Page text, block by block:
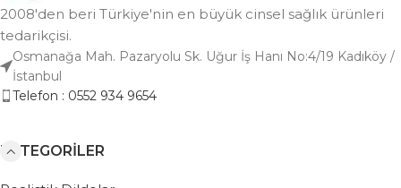
2008'den beri Türkiye'nin en büyük cinsel sağlık ürünleri
tedarikçisi.
Osmanağa Mah. Pazaryolu Sk. Uğur İş Hanı No:4/19 Kadıköy /
İstanbul
Telefon : 0552 934 9654
KATEGORILER